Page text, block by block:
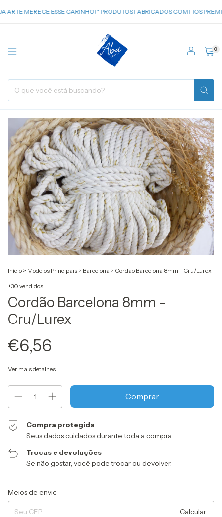
MERECE ESSE CARINHO! * PRODUTOS FABRICADOS COM FIOS
0
Início > Modelos Principais > Barcelona > Cordão Barcelona 8mm - Cru/Lurex
+30 vendidos
Cordão Barcelona 8mm -
Cru/Lurex
€6,56
Ver mais detalhes
Compra protegida
Seus dados cuidados durante toda a compra.
Trocas e devoluções
Se não gostar, você pode trocar ou devolver.
Entregas para o CEP:
Meios de envio
Calcular